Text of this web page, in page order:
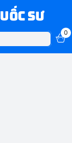
Sư
0